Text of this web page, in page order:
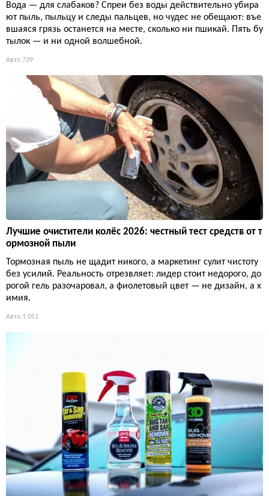
Вода — для слабаков? Спреи без воды действительно убира
ют пыль, пыльцу и следы пальцев, но чудес не обещают: въе
вшаяся грязь останется на месте, сколько ни пшикай. Пять бу
тылок — и ни одной волшебной.
Авто 739
Лучшие очистители колёс 2026: честный тест средств от т
ормозной пыли
Тормозная пыль не щадит никого, а маркетинг сулит чистоту
без усилий. Реальность отрезвляет: лидер стоит недорого, до
рогой гель разочаровал, а фиолетовый цвет — не дизайн, а х
имия.
Авто 1 051